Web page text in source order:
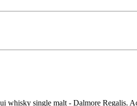
single malt - Dalmore Regalis.